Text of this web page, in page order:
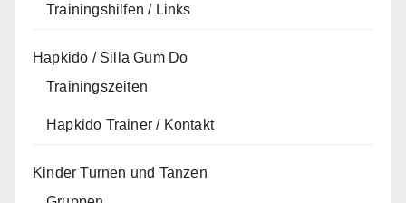
Trainingshilfen / Links
Hapkido / Silla Gum Do
Trainingszeiten
Hapkido Trainer / Kontakt
Kinder Turnen und Tanzen